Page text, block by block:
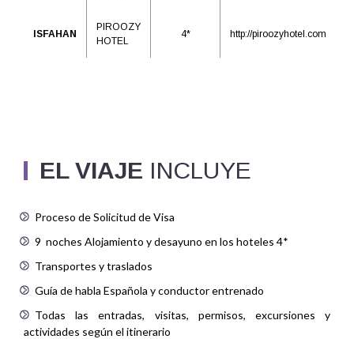
ISFAHAN
PIROOZY
HOTEL
4* http://piroozyhotel.com
EL VIAJE INCLUYE
Proceso de Solicitud de Visa
9 noches Alojamiento y desayuno en los hoteles 4*
Transportes y traslados
Guía de habla Española y conductor entrenado
Todas las entradas, visitas, permisos, excursiones y
actividades según el itinerario